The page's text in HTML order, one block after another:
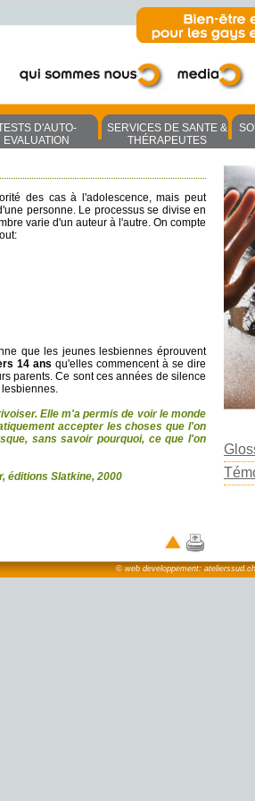
D'AUTO-
EVALUATION
SERVICES DE SANTE &
THÉRAPEUTES
des cas à l'adolescence, mais peut
personne. Le processus se divise en
varie d'un auteur à l'autre. On compte
que les jeunes lesbiennes éprouvent
14 ans qu'elles commencent à se dire
parents. Ce sont ces années de silence
Elle m'a permis de voir le monde
accepter les choses que l'on
sans savoir pourquoi, ce que l'on
éditions Slatkine, 2000
© web developpement: